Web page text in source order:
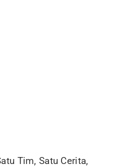
Tim, Satu Cerita,